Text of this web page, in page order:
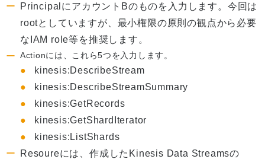
PrincipalにアカウントBのものを入力します。今回は
rootとしていますが、最小権限の原則の観点から必要
なIAM role等を推奨します。
Actionには、これら5つを入力します。
kinesis:DescribeStream
kinesis:DescribeStreamSummary
kinesis:GetRecords
kinesis:GetShardIterator
kinesis:ListShards
Resoureには、作成したKinesis Data Streamsの